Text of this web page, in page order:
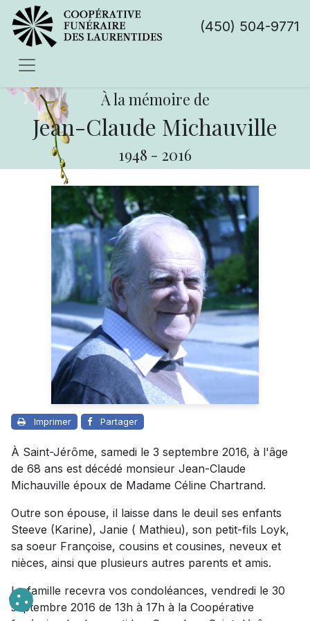
(450) 504-9771
À la mémoire de
Jean-Claude Michauville
1948 - 2016
Imprimer Partager
À Saint-Jérôme, samedi le 3 septembre 2016, à l'âge
de 68 ans est décédé monsieur Jean-Claude
Michauville époux de Madame Céline Chartrand.
Outre son épouse, il laisse dans le deuil ses enfants
Steeve (Karine), Janie ( Mathieu), son petit-fils Loyk,
sa soeur Françoise, cousins et cousines, neveux et
nièces, ainsi que plusieurs autres parents et amis.
La famille recevra vos condoléances, vendredi le 30
septembre 2016 de 13h à 17h à la Coopérative